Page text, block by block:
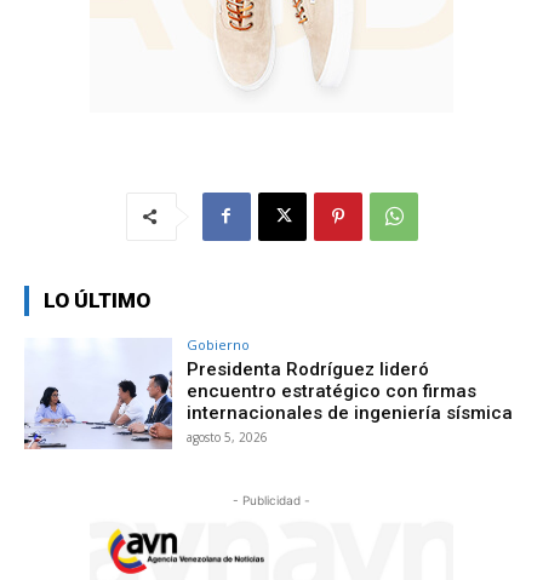
LO ÚLTIMO
Gobierno
Presidenta Rodríguez lideró
encuentro estratégico con firmas
internacionales de ingeniería sísmica
agosto 5, 2026
- Publicidad -